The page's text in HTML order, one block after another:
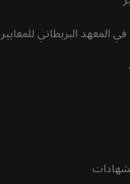
المعهد البريطاني للمعايير